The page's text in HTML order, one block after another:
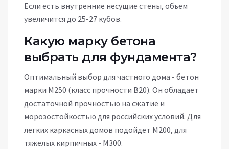
Если есть внутренние несущие стены, объем
увеличится до 25-27 кубов.
Какую марку бетона
выбрать для фундамента?
Оптимальный выбор для частного дома - бетон
марки М250 (класс прочности В20). Он обладает
достаточной прочностью на сжатие и
морозостойкостью для российских условий. Для
легких каркасных домов подойдет М200, для
тяжелых кирпичных - М300.